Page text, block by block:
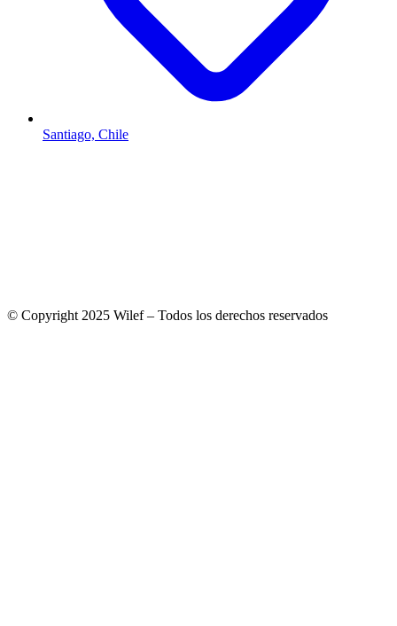
Santiago, Chile
© Copyright 2025 Wilef – Todos los derechos reservados